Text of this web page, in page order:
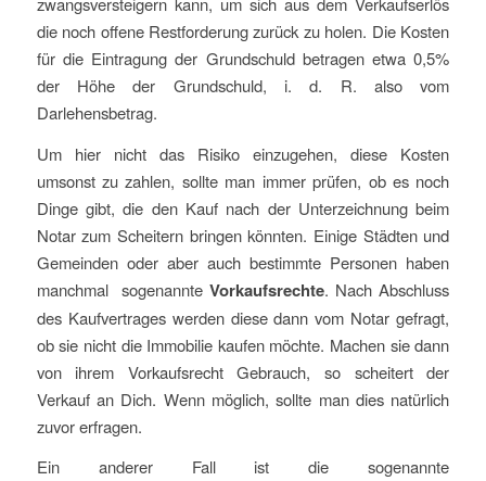
die noch offene Restforderung zurück zu holen. Die Kosten
für die Eintragung der Grundschuld betragen etwa 0,5%
der Höhe der Grundschuld, i. d. R. also vom
Darlehensbetrag.
Um hier nicht das Risiko einzugehen, diese Kosten
umsonst zu zahlen, sollte man immer prüfen, ob es noch
Dinge gibt, die den Kauf nach der Unterzeichnung beim
Notar zum Scheitern bringen könnten. Einige Städten und
Gemeinden oder aber auch bestimmte Personen haben
manchmal sogenannteVorkaufsrechte. Nach Abschluss
des Kaufvertrages werden diese dann vom Notar gefragt,
ob sie nicht die Immobilie kaufen möchte. Machen sie dann
von ihrem Vorkaufsrecht Gebrauch, so scheitert der
Verkauf an Dich. Wenn möglich, sollte man dies natürlich
zuvor erfragen.
Ein anderer Fall ist die sogenannte